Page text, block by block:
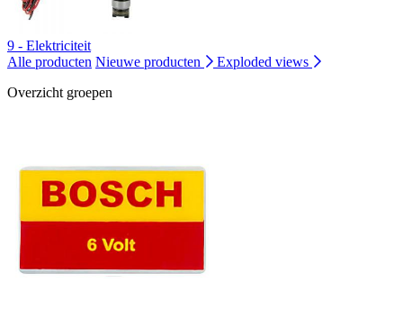
9 - Elektriciteit
Alle producten Nieuwe producten
Exploded views
Overzicht groepen